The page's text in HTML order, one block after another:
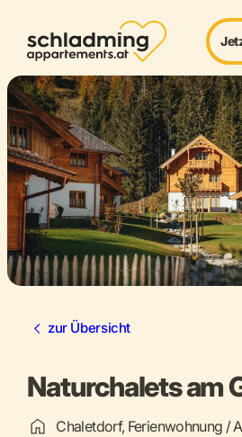
zur Übersicht
Naturchalets am
Chaletdorf, Ferienwohnung /